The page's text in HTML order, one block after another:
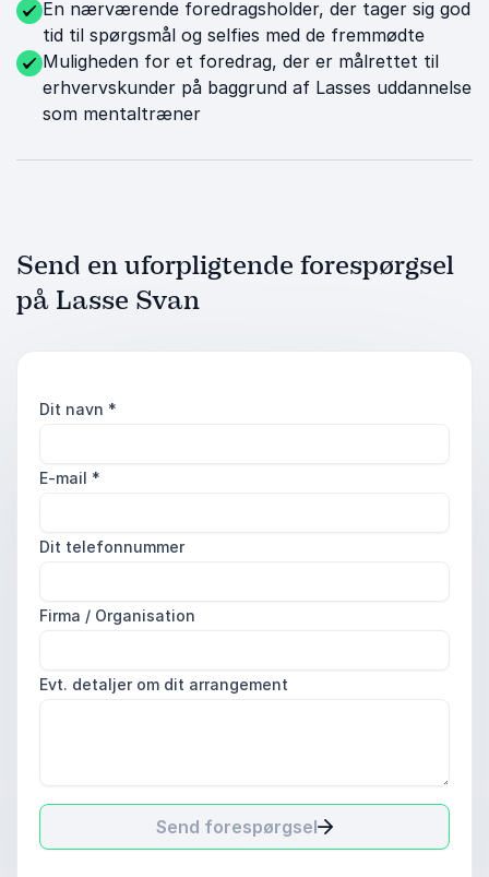
En nærværende foredragsholder, der tager sig god
tid til spørgsmål og selfies med de fremmødte
Muligheden for et foredrag, der er målrettet til
erhvervskunder på baggrund af Lasses uddannelse
som mentaltræner
Send en uforpligtende forespørgsel
på Lasse Svan
Dit navn *
E-mail *
Dit telefonnummer
Firma / Organisation
Evt. detaljer om dit arrangement
Send forespørgsel